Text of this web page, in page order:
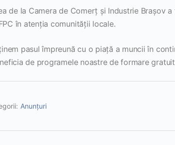
de la Camera de Comerț și Industrie Brașov
în atenția comunității locale.
pasul împreună cu o piață a muncii în
de programele noastre de formare
Anunțuri